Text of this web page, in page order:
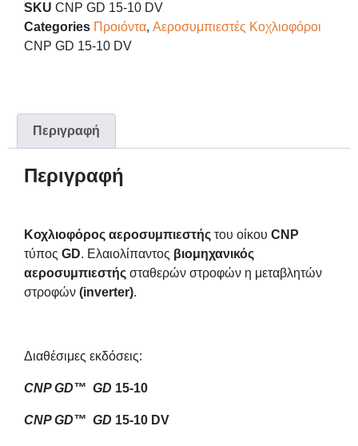
SKU CNP GD 15-10 DV
Categories Προιόντα, Αεροσυμπιεστές Κοχλιοφόροι
CNP GD 15-10 DV
Περιγραφή
Περιγραφή
Κοχλιοφόρος αεροσυμπιεστής του οίκου CNP
τύπος GD. Ελαιολίπαντος βιομηχανικός
αεροσυμπιεστής σταθερών στροφών η μεταβλητών
στροφών (inverter).
Διαθέσιμες εκδόσεις:
CNP GD™ GD 15-10
CNP GD™ GD 15-10 DV